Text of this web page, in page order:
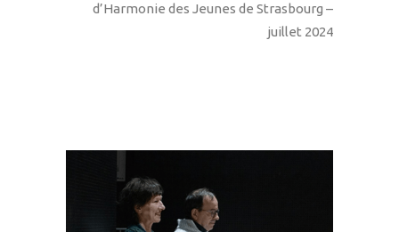
d’Harmonie des Jeunes de Strasbourg –
juillet 2024